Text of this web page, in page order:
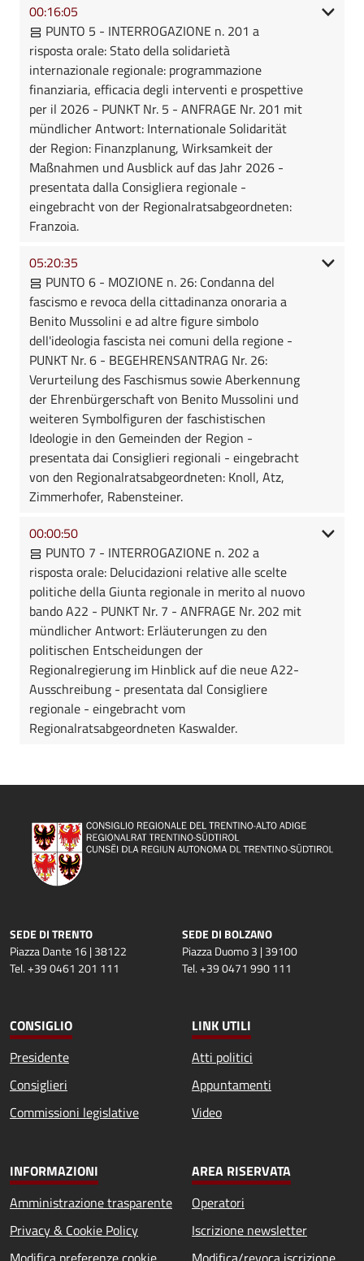
00:16:05
PUNTO 5 - INTERROGAZIONE n. 201 a
risposta orale: Stato della solidarietà
internazionale regionale: programmazione
finanziaria, efficacia degli interventi e prospettive
per il 2026 - PUNKT Nr. 5 - ANFRAGE Nr. 201 mit
mündlicher Antwort: Internationale Solidarität
der Region: Finanzplanung, Wirksamkeit der
Maßnahmen und Ausblick auf das Jahr 2026 -
presentata dalla Consigliera regionale -
eingebracht von der Regionalratsabgeordneten:
Franzoia.
05:20:35
PUNTO 6 - MOZIONE n. 26: Condanna del
fascismo e revoca della cittadinanza onoraria a
Benito Mussolini e ad altre figure simbolo
dell'ideologia fascista nei comuni della regione -
PUNKT Nr. 6 - BEGEHRENSANTRAG Nr. 26:
Verurteilung des Faschismus sowie Aberkennung
der Ehrenbürgerschaft von Benito Mussolini und
weiteren Symbolfiguren der faschistischen
Ideologie in den Gemeinden der Region -
presentata dai Consiglieri regionali - eingebracht
von den Regionalratsabgeordneten: Knoll, Atz,
Zimmerhofer, Rabensteiner.
00:00:50
PUNTO 7 - INTERROGAZIONE n. 202 a
risposta orale: Delucidazioni relative alle scelte
politiche della Giunta regionale in merito al nuovo
bando A22 - PUNKT Nr. 7 - ANFRAGE Nr. 202 mit
mündlicher Antwort: Erläuterungen zu den
politischen Entscheidungen der
Regionalregierung im Hinblick auf die neue A22-
Ausschreibung - presentata dal Consigliere
regionale - eingebracht vom
Regionalratsabgeordneten Kaswalder.
SEDE DI TRENTO
Piazza Dante 16 | 38122
Tel. +39 0461 201 111
SEDE DI BOLZANO
Piazza Duomo 3 | 39100
Tel. +39 0471 990 111
CONSIGLIO
Presidente
Consiglieri
Commissioni legislative
LINK UTILI
Atti politici
Appuntamenti
Video
INFORMAZIONI
Amministrazione trasparente
Privacy & Cookie Policy
AREA RISERVATA
Operatori
Iscrizione newsletter